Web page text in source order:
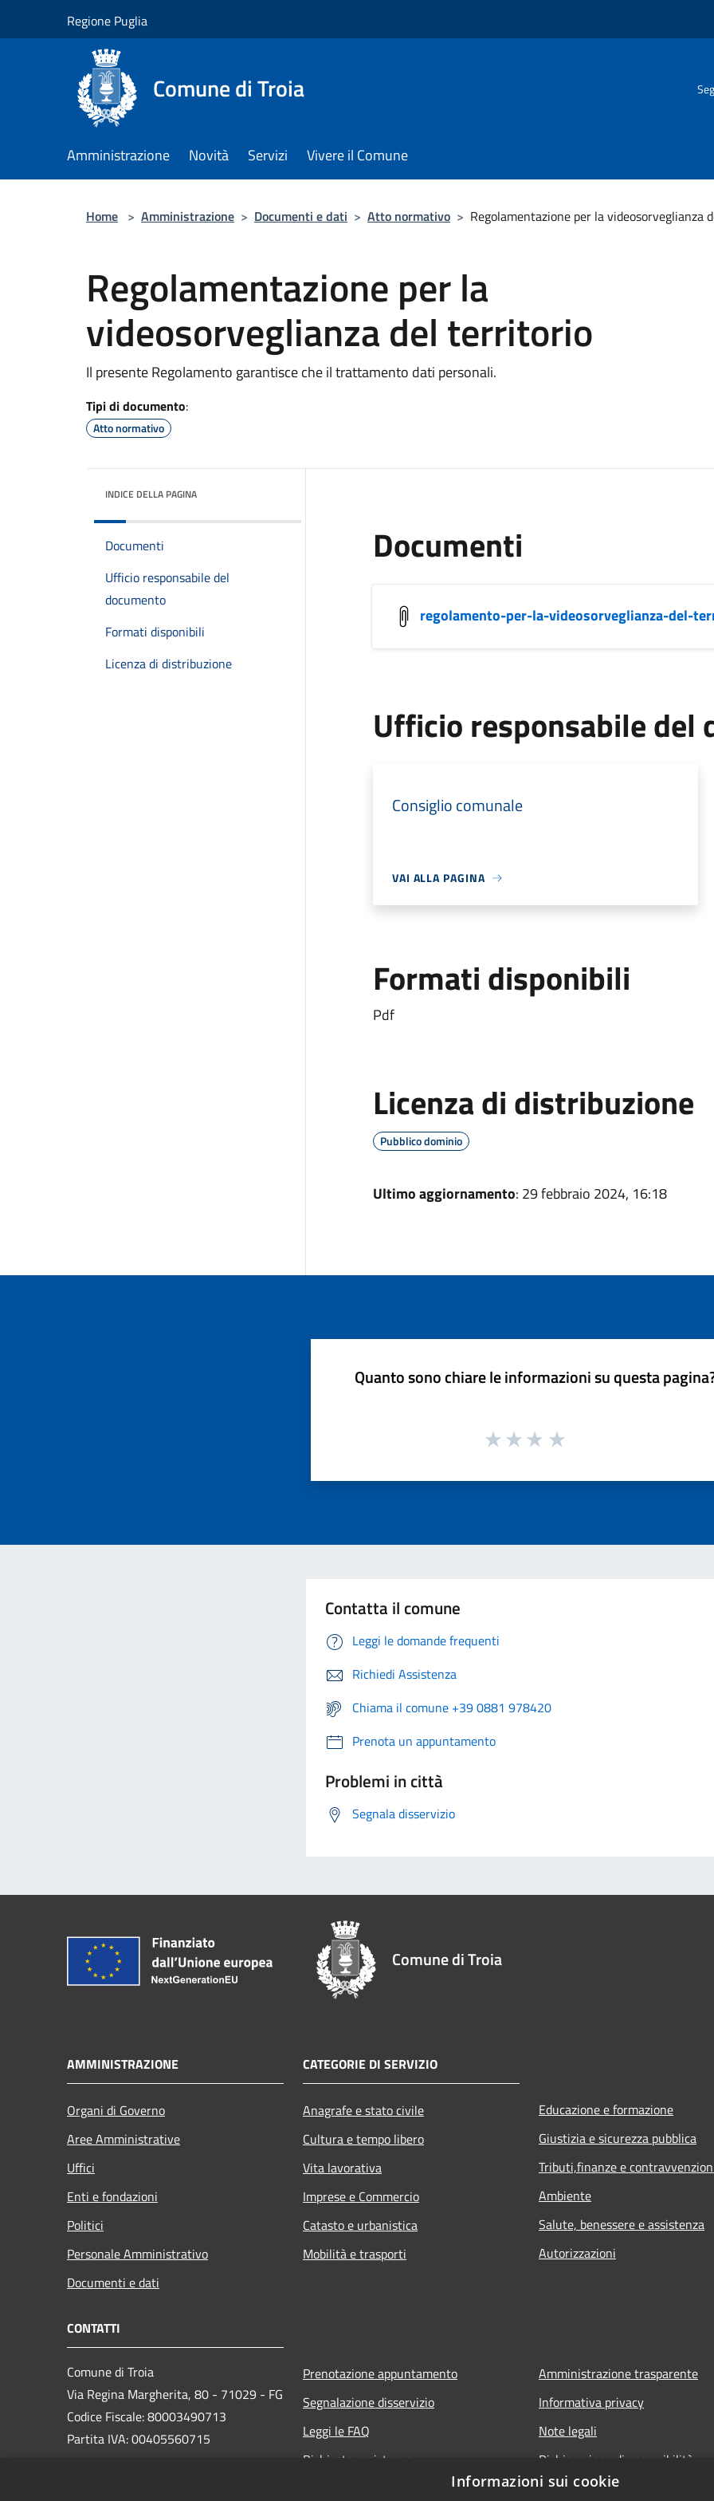
Regione Puglia
Comune di Troia
Amministrazione Novità Servizi Vivere il Comune
Home > Amministrazione > Documenti e dati > Atto normativo > Regolamentazione per la videosorveglianza
Regolamentazione per la
videosorveglianza del territorio
Il presente Regolamento garantisce che il trattamento dati personali.
Tipi di documento:
Atto normativo
INDICE DELLA PAGINA
Documenti
Ufficio responsabile del
documento
Formati disponibili
Licenza di distribuzione
Documenti
regolamento-per-la-videosorveglianza-del-
Ufficio responsabile del
Consiglio comunale
VAI ALLA PAGINA
Formati disponibili
Pdf
Licenza di distribuzione
Pubblico dominio
Ultimo aggiornamento: 29 febbraio 2024, 16:18
Quanto sono chiare le informazioni su questa
Contatta il comune
Leggi le domande frequenti
Richiedi Assistenza
Chiama il comune +39 0881 978420
Prenota un appuntamento
Problemi in città
Segnala disservizio
Comune di Troia
AMMINISTRAZIONE
Organi di Governo
Aree Amministrative
Uffici
Enti e fondazioni
Politici
Personale Amministrativo
Documenti e dati
CATEGORIE DI SERVIZIO
Anagrafe e stato civile
Cultura e tempo libero
Vita lavorativa
Imprese e Commercio
Catasto e urbanistica
Mobilità e trasporti
Educazione e formazione
Giustizia e sicurezza pubblica
Tributi,finanze e
Ambiente
Salute, benessere e assistenza
Autorizzazioni
CONTATTI
Comune di Troia
Via Regina Margherita, 80 - 71029 - FG
Codice Fiscale: 80003490713
Partita IVA: 00405560715
Prenotazione appuntamento
Segnalazione disservizio
Leggi le FAQ
Richiesta assistenza
Amministrazione trasparente
Informativa privacy
Note legali
Dichiarazione di accessibilità
Informazioni sui cookie